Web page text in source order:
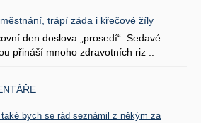
trápí záda i křečové žíly
den doslova „prosedí“. Sedavé
přináší mnoho zdravotních riz ..
bych se rád seznámil z někým za